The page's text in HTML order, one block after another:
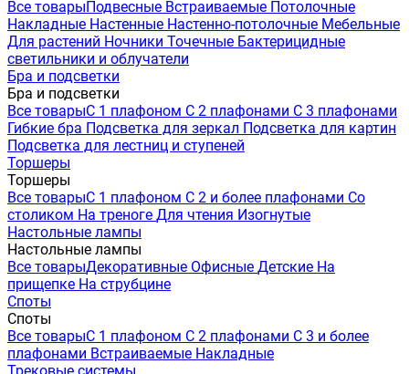
Все товарыПодвесные Встраиваемые Потолочные
Накладные Настенные Настенно-потолочные Мебельные
Для растений Ночники Точечные Бактерицидные
светильники и облучатели
Бра и подсветки
Бра и подсветки
Все товарыС 1 плафоном С 2 плафонами С 3 плафонами
Гибкие бра Подсветка для зеркал Подсветка для картин
Подсветка для лестниц и ступеней
Торшеры
Торшеры
Все товарыС 1 плафоном С 2 и более плафонами Со
столиком На треноге Для чтения Изогнутые
Настольные лампы
Настольные лампы
Все товарыДекоративные Офисные Детские На
прищепке На струбцине
Споты
Споты
Все товарыС 1 плафоном С 2 плафонами С 3 и более
плафонами Встраиваемые Накладные